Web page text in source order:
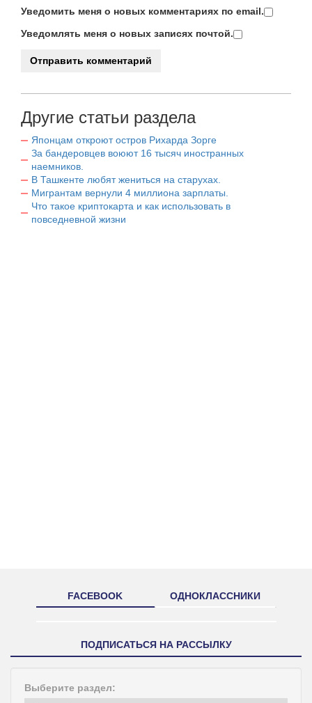
Уведомить меня о новых комментариях по email.
Уведомлять меня о новых записях почтой.
Другие статьи раздела
Японцам откроют остров Рихарда Зорге
За бандеровцев воюют 16 тысяч иностранных
наемников.
В Ташкенте любят жениться на старухах.
Мигрантам вернули 4 миллиона зарплаты.
Что такое криптокарта и как использовать в
повседневной жизни
FACEBOOK ОДНОКЛАССНИКИ
ПОДПИСАТЬСЯ НА РАССЫЛКУ
Выберите раздел: